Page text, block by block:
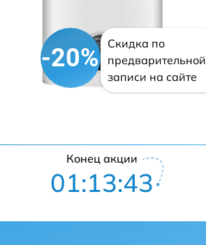
-20%
Скидка по
предварительной
записи на сайте
Конец акции
01:13:42